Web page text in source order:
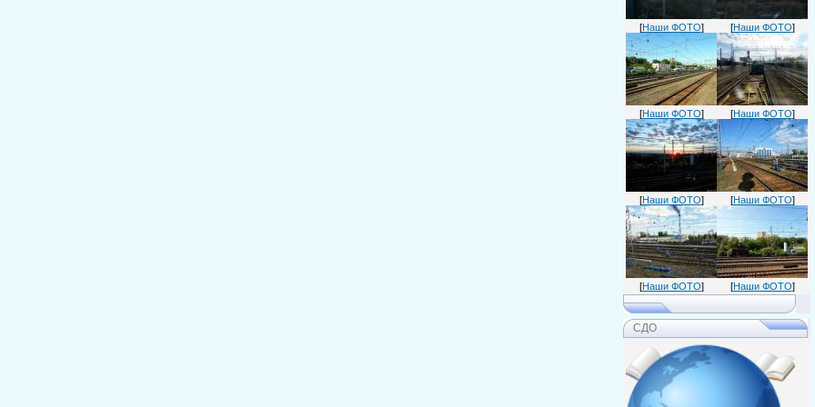
[Наши ФОТО] [Наши ФОТО]
[Наши ФОТО] [Наши ФОТО]
[Наши ФОТО] [Наши ФОТО]
[Наши ФОТО] [Наши ФОТО]
СДО